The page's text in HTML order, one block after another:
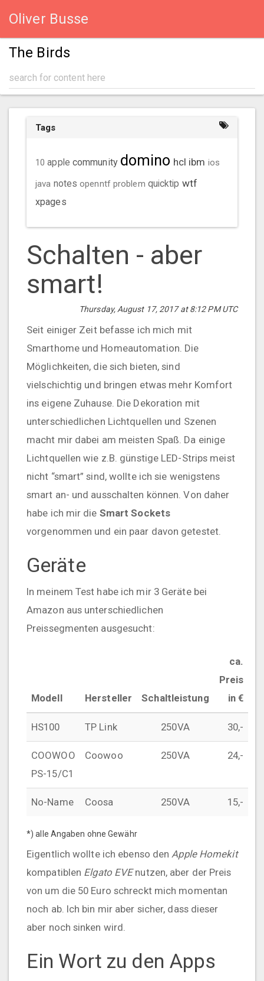
Oliver Busse
The Birds
Tags
10 apple community domino hcl ibm ios
java notes openntf problem quicktip wtf
xpages
Schalten - aber
smart!
Thursday, August 17, 2017 at 8:12 PM UTC
Seit einiger Zeit befasse ich mich mit
Smarthome und Homeautomation. Die
Möglichkeiten, die sich bieten, sind
vielschichtig und bringen etwas mehr Komfort
ins eigene Zuhause. Die Dekoration mit
unterschiedlichen Lichtquellen und Szenen
macht mir dabei am meisten Spaß. Da einige
Lichtquellen wie z.B. günstige LED-Strips meist
nicht “smart” sind, wollte ich sie wenigstens
smart an- und ausschalten können. Von daher
habe ich mir die Smart Sockets
vorgenommen und ein paar davon getestet.
Geräte
In meinem Test habe ich mir 3 Geräte bei
Amazon aus unterschiedlichen
Preissegmenten ausgesucht:
Modell Hersteller Schaltleistung
ca.
Preis
in €
HS100 TP Link 250VA 30,-
COOWOO
PS-15/C1
Coowoo 250VA 24,-
No-Name Coosa 250VA 15,-
*) alle Angaben ohne Gewähr
Eigentlich wollte ich ebenso denApple Homekit
kompatiblen Elgato EVEnutzen, aber der Preis
von um die 50 Euro schreckt mich momentan
noch ab. Ich bin mir aber sicher, dass dieser
aber noch sinken wird.
Ein Wort zu den Apps